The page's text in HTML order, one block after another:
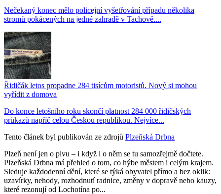
Nečekaný konec mělo policejní vyšetřování případu několika
stromů pokácených na jedné zahradě v Tachově....
Řidičák letos propadne 284 tisícům motoristů. Nový si mohou
vyřídit z domova
Do konce letošního roku skončí platnost 284 000 řidičských
průkazů napříč celou Českou republikou. Nejvíce...
Tento článek byl publikován ze zdrojů Plzeňská Drbna
Plzeň není jen o pivu – i když i o něm se tu samozřejmě dočtete.
Plzeňská Drbna má přehled o tom, co hýbe městem i celým krajem.
Sleduje každodenní dění, které se týká obyvatel přímo a bez oklik:
uzavírky, nehody, rozhodnutí radnice, změny v dopravě nebo kauzy,
které rezonují od Lochotína po...